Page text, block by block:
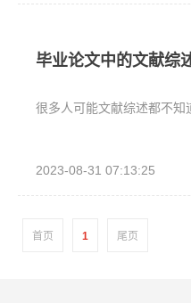
毕业论文中的文献综
很多人可能文献综述都不
2023-08-31 07:13:25
首页 1 尾页